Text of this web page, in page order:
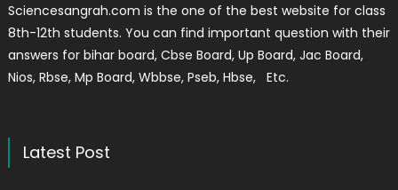
Sciencesangrah.com is the one of the best website for class
8th-12th students. You can find important question with their
answers for bihar board, Cbse Board, Up Board, Jac Board,
Nios, Rbse, Mp Board, Wbbse, Pseb, Hbse, Etc.
Latest Post